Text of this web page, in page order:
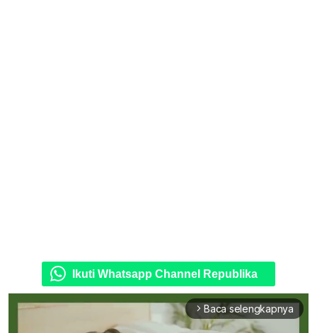
Ikuti Whatsapp Channel Republika
arrow_forward_ios Baca selengkapnya